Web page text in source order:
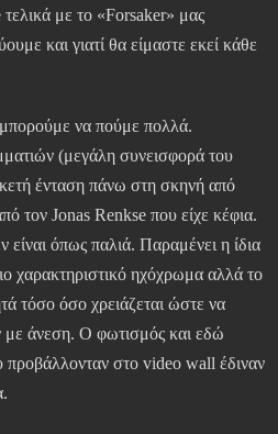
με το «Forsaker» μας
και γιατί θα είμαστε εκεί κάθε
μπορούμε να πούμε πολλά.
(μεγάλη συνεισφορά του
ένταση πάνω στη σκηνή από
τον Jonas Renkse που είχε κέφια.
όπως παλιά. Παραμένει η ίδια
χαρακτηριστικό ηχόχρωμα αλλά το
τόσο όσο χρειάζεται ώστε να
με άνεση. Ο φωτισμός και εδώ
προβάλλονταν στο video wall έδιναν